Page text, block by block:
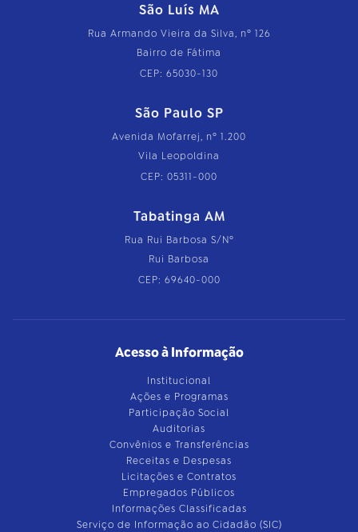
São Luís MA
Rua Armando Vieira da Silva, nº 126
Bairro de Fátima
CEP: 65030-130
São Paulo SP
Avenida Mofarrej, nº 1.200
Vila Leopoldina
CEP: 05311-000
Tabatinga AM
Rua Rui Barbosa S/Nº
Rui Barbosa
CEP: 69640-000
Acesso à Informação
Institucional
Ações e Programas
Participação Social
Auditorias
Convênios e Transferências
Receitas e Despesas
Licitações e Contratos
Empregados Públicos
Informações Classificadas
Serviço de Informação ao Cidadão (SIC)